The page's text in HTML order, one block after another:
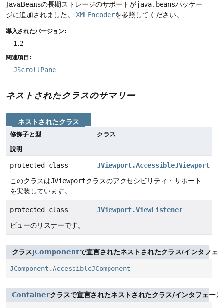
JavaBeansの長期ストレージのサポートがjava.beansパッケー
ジに追加されました。
XMLEncoderを参照してください。
導入されたバージョン:
1.2
関連項目:
JScrollPane
ネストされたクラスのサマリー
ネストされたクラス
修飾子と型
クラス
説明
protected class
JViewport.AccessibleJViewport
このクラスはJViewportクラスのアクセシビリティ・サポート
を実装しています。
protected class
JViewport.ViewListener
ビューのリスナーです。
クラスJComponentで宣言されたネストされたクラス/インタフ
JComponent.AccessibleJComponent
Containerクラスで宣言されたネストされたクラス/インタフェー